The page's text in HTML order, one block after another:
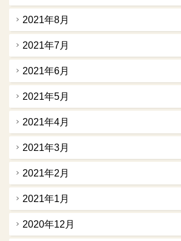
2021年8月
2021年7月
2021年6月
2021年5月
2021年4月
2021年3月
2021年2月
2021年1月
2020年12月